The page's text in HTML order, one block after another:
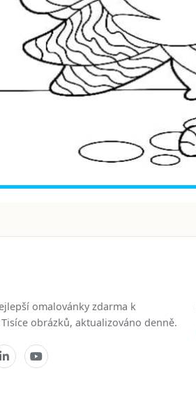
omalovánky zdarma k
obrázků, aktualizováno denně.